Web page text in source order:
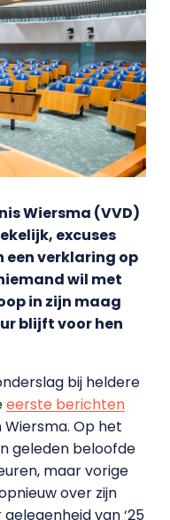
Wiersma (VVD)
excuses
een verklaring op
wil met
in zijn maag
blijft voor hen
bij heldere
eerste berichten
Op het
geleden beloofde
maar vorige
over zijn
van ‘25